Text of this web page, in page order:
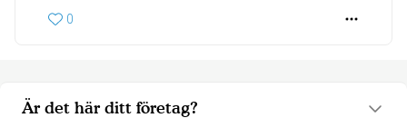
Är det här ditt företag?
0